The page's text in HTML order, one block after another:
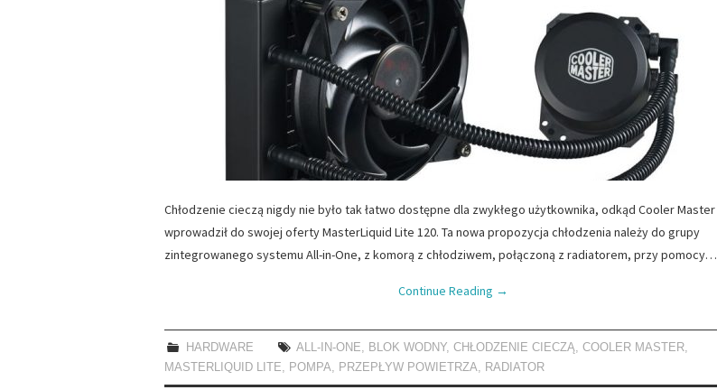
Chłodzenie cieczą nigdy nie było tak łatwo dostępne dla zwykłego użytkownika, odkąd Cooler Master
wprowadził do swojej oferty MasterLiquid Lite 120. Ta nowa propozycja chłodzenia należy do grupy
zintegrowanego systemu All-in-One, z komorą z chłodziwem, połączoną z radiatorem, przy pomocy…
Continue Reading →
HARDWARE ALL-IN-ONE BLOK WODNY,CHŁODZENIE CIECZĄ ,COOLER MASTER
MASTERLIQUID LITE
POMPA PRZEPŁYW POWIETRZA RADIATOR